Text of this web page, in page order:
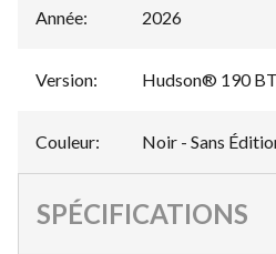
Année: 2026
Version: Hudson® 190
Couleur: Noir - Sans
SPÉCIFICATIONS